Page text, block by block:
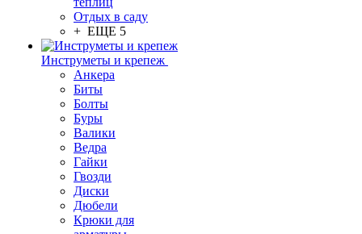
Отдых в саду
+ ЕЩЕ 5
Инструметы и крепеж
Анкера
Биты
Болты
Буры
Валики
Ведра
Гайки
Гвозди
Диски
Дюбели
Крюки для